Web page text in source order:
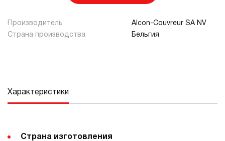
Производитель
Alcon-Couvreur SA NV
Страна производства
Бельгия
Характеристики
Страна изготовления